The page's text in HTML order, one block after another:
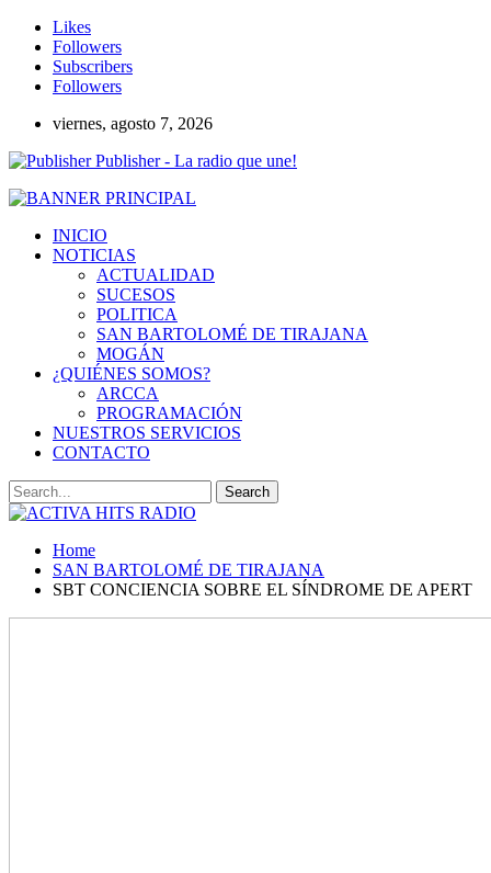
Likes
Followers
Subscribers
Followers
viernes, agosto 7, 2026
Publisher - La radio que une!
INICIO
NOTICIAS
ACTUALIDAD
SUCESOS
POLITICA
SAN BARTOLOMÉ DE TIRAJANA
MOGÁN
¿QUIÉNES SOMOS?
ARCCA
PROGRAMACIÓN
NUESTROS SERVICIOS
CONTACTO
Home
SAN BARTOLOMÉ DE TIRAJANA
SBT CONCIENCIA SOBRE EL SÍNDROME DE APERT